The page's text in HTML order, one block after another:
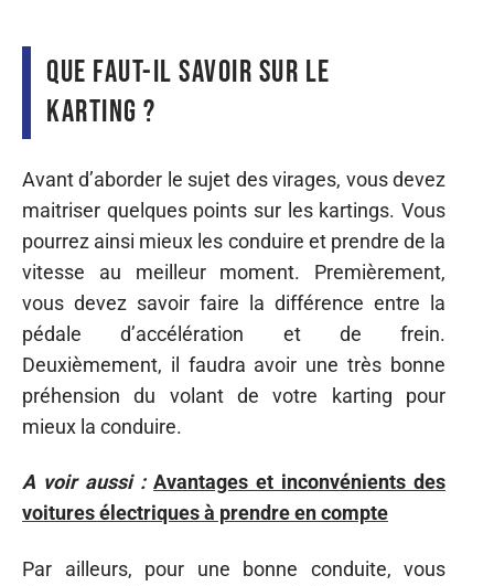
Que faut-il savoir sur le
karting ?
Avant d’aborder le sujet des virages, vous devez
maitriser quelques points sur les kartings. Vous
pourrez ainsi mieux les conduire et prendre de la
vitesse au meilleur moment. Premièrement,
vous devez savoir faire la différence entre la
pédale d’accélération et de frein.
Deuxièmement, il faudra avoir une très bonne
préhension du volant de votre karting pour
mieux la conduire.
A voir aussi : Avantages et inconvénients des
voitures électriques à prendre en compte
Par ailleurs, pour une bonne conduite, vous